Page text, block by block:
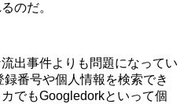
のだ。
出事件よりも問題になってい
番号や個人情報を検索でき
でもGoogledorkといって個